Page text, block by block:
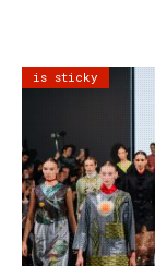
is sticky